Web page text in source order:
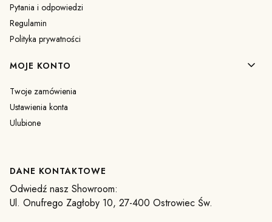
Pytania i odpowiedzi
Regulamin
Polityka prywatności
MOJE KONTO
Twoje zamówienia
Ustawienia konta
Ulubione
DANE KONTAKTOWE
Odwiedź nasz Showroom:
Ul. Onufrego Zagłoby 10, 27-400 Ostrowiec Św.